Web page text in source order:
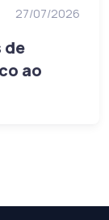
27/07/2026
de
ao